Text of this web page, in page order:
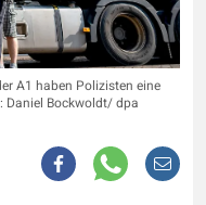
A1 haben Polizisten eine
Daniel Bockwoldt/ dpa